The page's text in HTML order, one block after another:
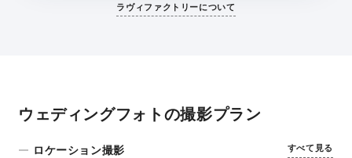
ラヴィファクトリーについて
ウェディングフォトの撮影プラン
ロケーション撮影 すべて見る